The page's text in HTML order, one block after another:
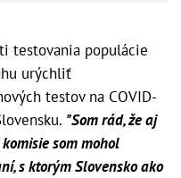
testovania populácie
urýchliť
testov na COVID-
"Som rád, že aj
som mohol
s ktorým Slovensko ako